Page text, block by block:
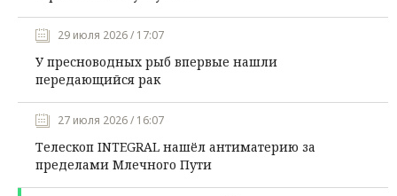
29 июля 2026 / 17:07
У пресноводных рыб впервые нашли
передающийся рак
27 июля 2026 / 16:07
Телескоп INTEGRAL нашёл антиматерию за
пределами Млечного Пути